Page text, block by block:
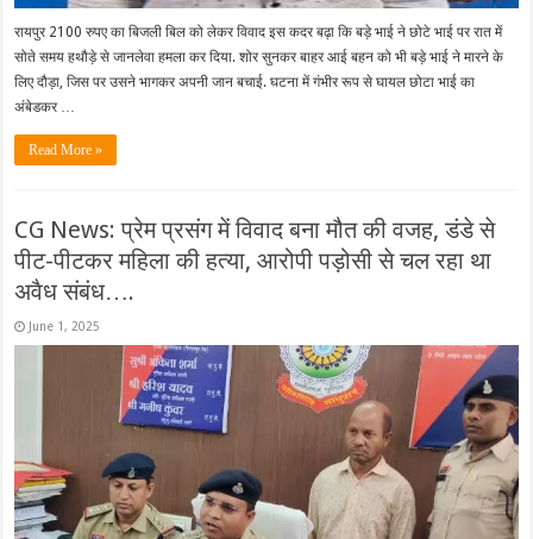
रायपुर 2100 रुपए का बिजली बिल को लेकर विवाद इस कदर बढ़ा कि बड़े भाई ने छोटे भाई पर रात में
सोते समय हथौड़े से जानलेवा हमला कर दिया. शोर सुनकर बाहर आई बहन को भी बड़े भाई ने मारने के
लिए दौड़ा, जिस पर उसने भागकर अपनी जान बचाई. घटना में गंभीर रूप से घायल छोटा भाई का
अंबेडकर …
Read More »
CG News: प्रेम प्रसंग में विवाद बना मौत की वजह, डंडे से
पीट-पीटकर महिला की हत्या, आरोपी पड़ोसी से चल रहा था
अवैध संबंध….
June 1, 2025